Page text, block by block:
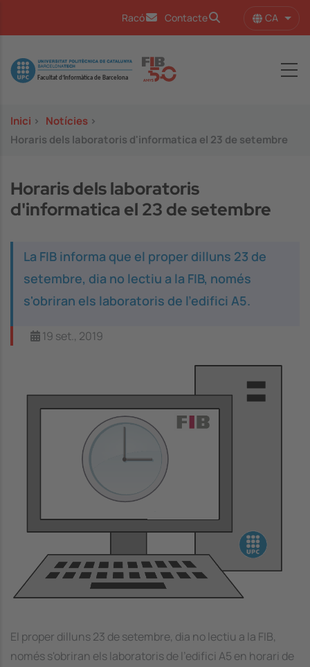
Racó Contacte CA
Image
Inici > Notícies >
Horaris dels laboratoris d'informatica el 23 de setembre
Horaris dels laboratoris
d'informatica el 23 de setembre
La FIB informa que el proper dilluns 23 de
setembre, dia no lectiu a la FIB, només
s'obriran els laboratoris de l'edifici A5.
19 set., 2019
El proper dilluns 23 de setembre, dia no lectiu a la FIB,
només s'obriran els laboratoris de l'edifici A5 en horari de